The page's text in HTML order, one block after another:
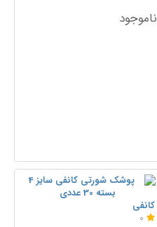
ناموجود
کانفی
0